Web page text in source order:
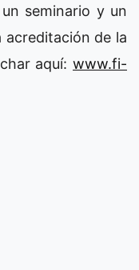
seminario y un
de la
aquí: www.fi-